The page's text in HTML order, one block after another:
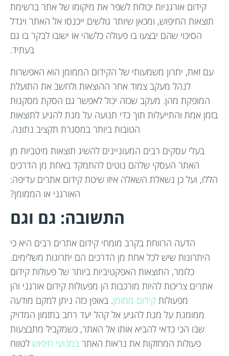
קידום אורגניות יכולות לשפר את מיקומו של אתר ברשימת
תוצאות החיפוש, ומכאן שיותר גולשים ייכנסו אל האתר ויגדל
הסיכוי שהם יבצעו בו פעולה כלשהי או ישובו לבקר בו גם
בעתיד.
עם זאת, יתרון משמעותי של הקידום הממומן הוא האפשרות
לנהל מעקב צמוד אחר ההוצאות ולחשב את התועלת
המופקת מהן. מעקב שכזה יכול לאפשר גם הסקת מסקנות
בזמן אמת והתייעלות תוך כדי תנועה על מנת להגיע לתוצאות
הטובות ביותר במסגרת תקציב נתונה.
בעלי עסקים רבים המעוניינים להשיג תוצאות מיטביות מן
האתר העסקי שלהם נוטים להתמקד באחת מן הדרכים
הללו, ועל כן נשאלת השאלה איזו שיטת קידום אתרים עדיפה:
האורגני או הממומן?
התשובה: גם וגם
הדעה הרווחת בקרב מומחי קידום אתרים רבים היא כי
היתרונות שיש לכל אחת מן הדרכים הם יתרונות משלימים.
כלומר, התוצאות האפקטיביות ביותר של פעולות קידום
אתרים צריכות להיות מורכבות הן מפעולות קידום אורגני והן
מפעולות קידום ממומן. באופן כזה ניתן למקם מודעה
ממומנת על מנת להגיע אל קהל יעד רחב בתזמון המדויק
שבו הכי כדאי להביא אותו אל האתר, כשמקביל מתבצעות
פעולות המחזקות את נראות האתר במנועי חיפוש לטווח